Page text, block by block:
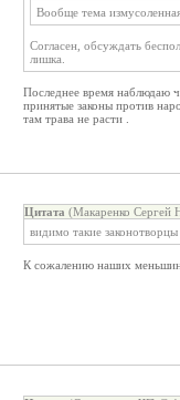
Вообще тема
Согласен, обсуждать
лишка.
Последнее время наблюдаю
принятые законы против
там трава не расти .
Цитата (Макаренко Сергей
видимо такие
К сожалению наших